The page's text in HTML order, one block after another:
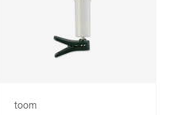
toom